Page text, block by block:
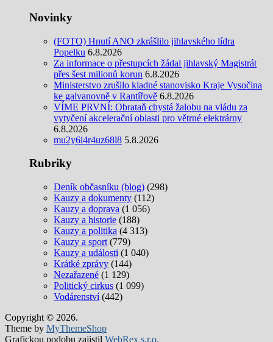
Novinky
(FOTO) Hnutí ANO zkrášlilo jihlavského lídra
Popelku 6.8.2026
Za informace o přestupcích žádal jihlavský Magistrát
přes šest milionů korun 6.8.2026
Ministerstvo zrušilo kladné stanovisko Kraje Vysočina
ke galvanovně v Rantířově 6.8.2026
VÍME PRVNÍ: Obrataň chystá žalobu na vládu za
vytyčení akcelerační oblasti pro větrné elektrárny
6.8.2026
mu2y6i4r4uz68l8 5.8.2026
Rubriky
Deník občasníku (blog) (298)
Kauzy a dokumenty (112)
Kauzy a doprava (1 056)
Kauzy a historie (188)
Kauzy a politika (4 313)
Kauzy a sport (779)
Kauzy a události (1 040)
Krátké zprávy (144)
Nezařazené (1 129)
Politický cirkus (1 099)
Vodárenství(442)
Copyright © 2026.
Theme by MyThemeShop
Grafickou podobu zajistil WebRex s.r.o.